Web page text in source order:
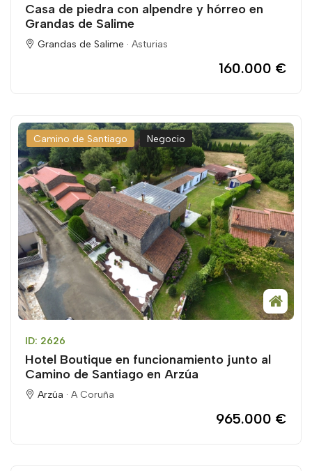
Casa de piedra con alpendre y hórreo en
Grandas de Salime
Grandas de Salime · Asturias
160.000 €
Camino de Santiago Negocio
ID: 2626
Hotel Boutique en funcionamiento junto al
Camino de Santiago en Arzúa
Arzúa · A Coruña
965.000 €